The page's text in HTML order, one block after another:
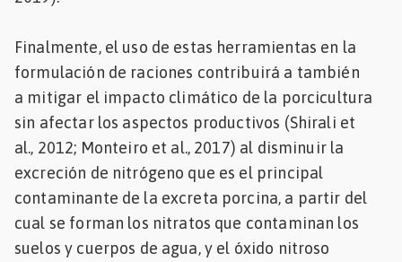
Finalmente, el uso de estas herramientas en la
formulación de raciones contribuirá a también
a mitigar el impacto climático de la porcicultura
sin afectar los aspectos productivos (Shirali et
al., 2012; Monteiro et al., 2017) al disminuir la
excreción de nitrógeno que es el principal
contaminante de la excreta porcina, a partir del
cual se forman los nitratos que contaminan los
suelos y cuerpos de agua, y el óxido nitroso